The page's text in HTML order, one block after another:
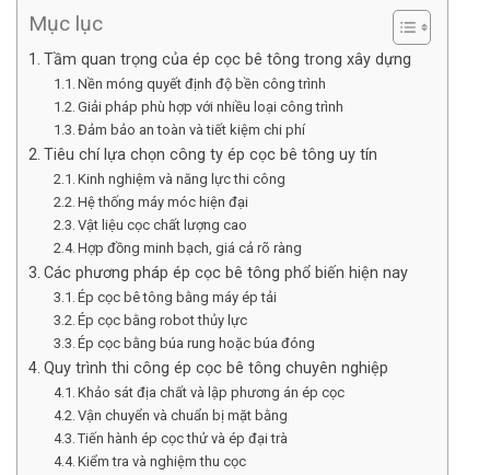
Mục lục
Tầm quan trọng của ép cọc bê tông trong xây dựng
Nền móng quyết định độ bền công trình
Giải pháp phù hợp với nhiều loại công trình
Đảm bảo an toàn và tiết kiệm chi phí
Tiêu chí lựa chọn công ty ép cọc bê tông uy tín
Kinh nghiệm và năng lực thi công
Hệ thống máy móc hiện đại
Vật liệu cọc chất lượng cao
Hợp đồng minh bạch, giá cả rõ ràng
Các phương pháp ép cọc bê tông phổ biến hiện nay
Ép cọc bê tông bằng máy ép tải
Ép cọc bằng robot thủy lực
Ép cọc bằng búa rung hoặc búa đóng
Quy trình thi công ép cọc bê tông chuyên nghiệp
Khảo sát địa chất và lập phương án ép cọc
Vận chuyển và chuẩn bị mặt bằng
Tiến hành ép cọc thử và ép đại trà
Kiểm tra và nghiệm thu cọc